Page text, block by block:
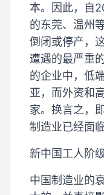
本。因此，自
的东莞、温州
倒闭或停产，
遭遇的最严重
的企业中，低
亚，而外资和
家。换言之，
制造业已经面
新中国工人阶
中国制造业的